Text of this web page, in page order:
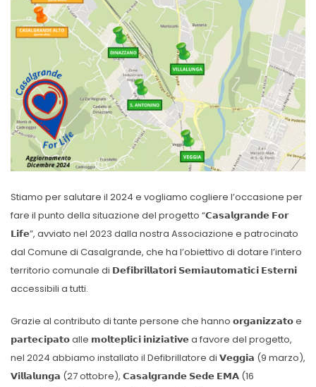
Stiamo per salutare il 2024 e vogliamo cogliere l’occasione per
fare il punto della situazione del progetto “𝗖𝗮𝘀𝗮𝗹𝗴𝗿𝗮𝗻𝗱𝗲 𝗙𝗼𝗿
𝗟𝗶𝗳𝗲”, avviato nel 2023 dalla nostra Associazione e patrocinato
dal Comune di Casalgrande, che ha l’obiettivo di dotare l’intero
territorio comunale di 𝗗𝗲𝗳𝗶𝗯𝗿𝗶𝗹𝗹𝗮𝘁𝗼𝗿𝗶 𝗦𝗲𝗺𝗶𝗮𝘂𝘁𝗼𝗺𝗮𝘁𝗶𝗰𝗶 𝗘𝘀𝘁𝗲𝗿𝗻𝗶
accessibili a tutti.
Grazie al contributo di tante persone che hanno 𝗼𝗿𝗴𝗮𝗻𝗶𝘇𝘇𝗮𝘁𝗼 e
𝗽𝗮𝗿𝘁𝗲𝗰𝗶𝗽𝗮𝘁𝗼 alle 𝗺𝗼𝗹𝘁𝗲𝗽𝗹𝗶𝗰𝗶 𝗶𝗻𝗶𝘇𝗶𝗮𝘁𝗶𝘃𝗲 a favore del progetto,
nel 2024 abbiamo installato il Defibrillatore di 𝗩𝗲𝗴𝗴𝗶𝗮 (9 marzo),
𝗩𝗶𝗹𝗹𝗮𝗹𝘂𝗻𝗴𝗮 (27 ottobre), 𝗖𝗮𝘀𝗮𝗹𝗴𝗿𝗮𝗻𝗱𝗲 𝗦𝗲𝗱𝗲 𝗘𝗠𝗔 (16